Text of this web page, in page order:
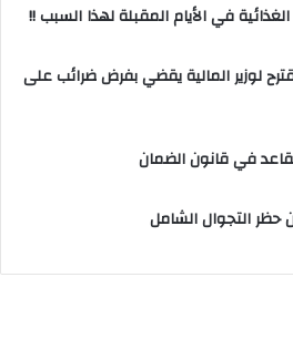
في الأيام المقبلة لهذا السبب !!
لوزير المالية يقضي بفرض ضرائب على
في قانون الضمان
حظر التجوال الشامل